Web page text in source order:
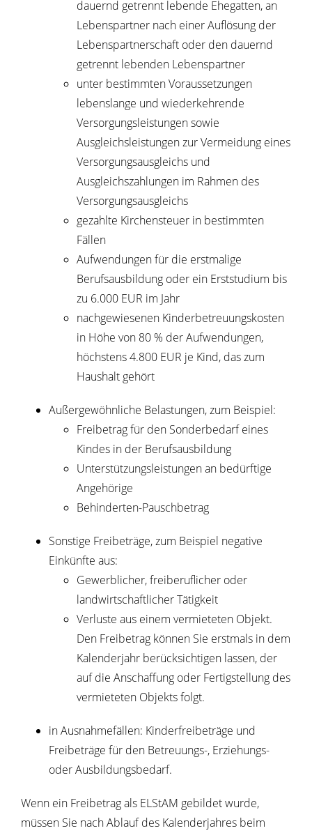
dauernd getrennt lebende Ehegatten, an
Lebenspartner nach einer Auflösung der
Lebenspartnerschaft oder den dauernd
getrennt lebenden Lebenspartner
unter bestimmten Voraussetzungen
lebenslange und wiederkehrende
Versorgungsleistungen sowie
Ausgleichsleistungen zur Vermeidung eines
Versorgungsausgleichs und
Ausgleichszahlungen im Rahmen des
Versorgungsausgleichs
gezahlte Kirchensteuer in bestimmten
Fällen
Aufwendungen für die erstmalige
Berufsausbildung oder ein Erststudium bis
zu 6.000 EUR im Jahr
nachgewiesenen Kinderbetreuungskosten
in Höhe von 80 % der Aufwendungen,
höchstens 4.800 EUR je Kind, das zum
Haushalt gehört
Außergewöhnliche Belastungen, zum Beispiel:
Freibetrag für den Sonderbedarf eines
Kindes in der Berufsausbildung
Unterstützungsleistungen an bedürftige
Angehörige
Behinderten-Pauschbetrag
Sonstige Freibeträge, zum Beispiel negative
Einkünfte aus:
Gewerblicher, freiberuflicher oder
landwirtschaftlicher Tätigkeit
Verluste aus einem vermieteten Objekt.
Den Freibetrag können Sie erstmals in dem
Kalenderjahr berücksichtigen lassen, der
auf die Anschaffung oder Fertigstellung des
vermieteten Objekts folgt.
in Ausnahmefällen: Kinderfreibeträge und
Freibeträge für den Betreuungs-, Erziehungs-
oder Ausbildungsbedarf.
Wenn ein Freibetrag als ELStAM gebildet wurde,
müssen Sie nach Ablauf des Kalenderjahres beim